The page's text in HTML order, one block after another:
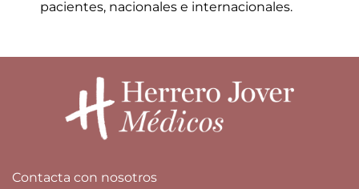
pacientes, nacionales e internacionales.
Contacta con nosotros